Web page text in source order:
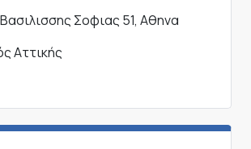
Σοφιας 51, Αθηνα
Αττικής